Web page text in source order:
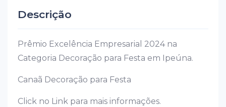
Descrição
Prêmio Excelência Empresarial 2024 na
Categoria Decoração para Festa em Ipeúna.
Canaã Decoração para Festa
Click no Link para mais informações.